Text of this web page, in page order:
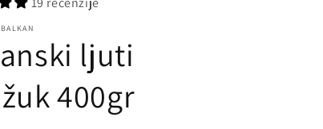
ljuti
400gr